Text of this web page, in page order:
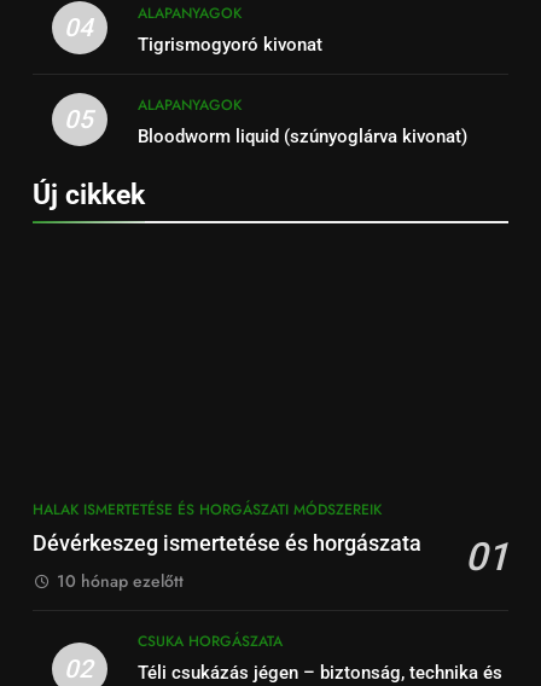
04
ALAPANYAGOK
Tigrismogyoró kivonat
05
ALAPANYAGOK
Bloodworm liquid (szúnyoglárva kivonat)
Új cikkek
HALAK ISMERTETÉSE ÉS HORGÁSZATI MÓDSZEREIK
Dévérkeszeg ismertetése és horgászata 01
10 hónap ezelőtt
02
CSUKA HORGÁSZATA
Téli csukázás jégen – biztonság, technika és